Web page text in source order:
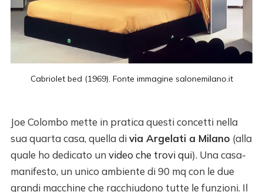
Cabriolet bed (1969). Fonte immagine salonemilano.it
Joe Colombo mette in pratica questi concetti nella
sua quarta casa, quella di via Argelati a Milano (alla
quale ho dedicato un video che trovi qui). Una casa-
manifesto, un unico ambiente di 90 mq con le due
grandi macchine che racchiudono tutte le funzioni. Il